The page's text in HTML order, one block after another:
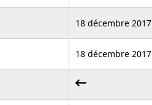
18 décembre 2017
18 décembre 2017